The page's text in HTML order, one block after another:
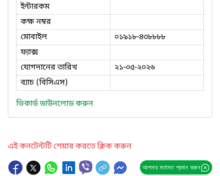
ইন্টারকম
কক্ষ নম্বর
মোবাইল
০১৯১৮-৪৩৮৮৮৮
ফ্যাক্স
যোগদানের তারিখ
২১-০৫-২০২৬
ব্যাচ (বিসিএস)
ভিকার্ড ডাউনলোড করুন
এই কনটেন্টটি শেয়ার করতে ক্লিক করুন
আপনার মতামত প্রদান করুন